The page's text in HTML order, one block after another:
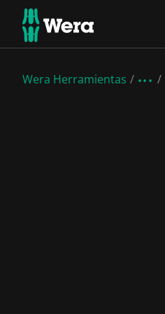
Wera Herramientas